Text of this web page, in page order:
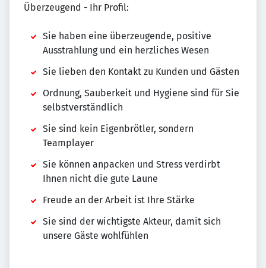
Überzeugend - Ihr Profil:
Sie haben eine überzeugende, positive
Ausstrahlung und ein herzliches Wesen
Sie lieben den Kontakt zu Kunden und Gästen
Ordnung, Sauberkeit und Hygiene sind für Sie
selbstverständlich
Sie sind kein Eigenbrötler, sondern
Teamplayer
Sie können anpacken und Stress verdirbt
Ihnen nicht die gute Laune
Freude an der Arbeit ist Ihre Stärke
Sie sind der wichtigste Akteur, damit sich
unsere Gäste wohlfühlen